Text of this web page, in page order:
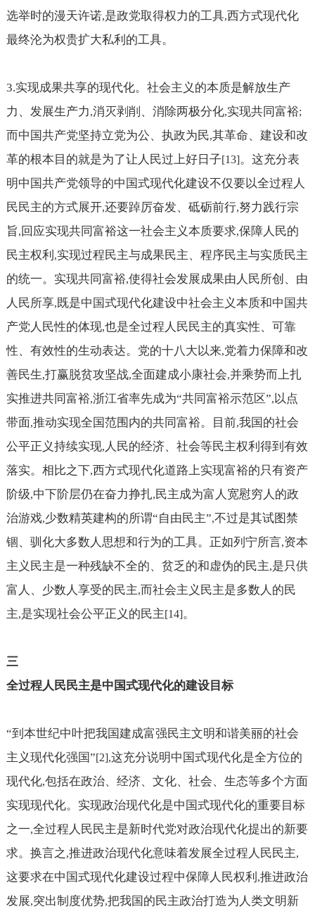
选举时的漫天许诺,是政党取得权力的工具,西方式现代化
最终沦为权贵扩大私利的工具。
3.实现成果共享的现代化。社会主义的本质是解放生产
力、发展生产力,消灭剥削、消除两极分化,实现共同富裕;
而中国共产党坚持立党为公、执政为民,其革命、建设和改
革的根本目的就是为了让人民过上好日子[13]。这充分表
明中国共产党领导的中国式现代化建设不仅要以全过程人
民民主的方式展开,还要踔厉奋发、砥砺前行,努力践行宗
旨,回应实现共同富裕这一社会主义本质要求,保障人民的
民主权利 ,实现过程民主与成果民主、程序民主与实质民主
的统一。实现共同富裕,使得社会发展成果由人民所创、由
人民所享,既是中国式现代化建设中社会主义本质和中国共
产党人民性的体现,也是全过程人民民主的真实性、可靠
性、有效性的生动表达。党的十八大以来,党着力保障和改
善民生,打赢脱贫攻坚战,全面建成小康社会,并乘势而上扎
实推进共同富裕,浙江省率先成为“共同富裕示范区”,以点
带面,推动实现全国范围内的共同富裕。目前,我国的社会
公平正义持续实现, 人民的经济、社会等民主权利得到有效
落实。相比之下,西方式现代化道路上实现富裕的只有资产
阶级,中下阶层仍在奋力挣扎,民主成为富人宽慰穷人的政
治游戏,少数精英建构的所谓“自由民主”,不过是其试图禁
锢、驯化大多数人思想和行为的工具。正如列宁所言,资本
主义民主是一种残缺不全的、贫乏的和虚伪的民主,是只供
富人、少数人享受的民主,而社会主义民主是多数人的民
主,是实现社会公平正义的民主[14]。
三
全过程人民民主是中国式现代化的建设目标
“到本世纪中叶把我国建成富强民主文明和谐美丽的社会
主义现代化强国”[2],这充分说明中国式现代化是全方位的
现代化,包括在政治、经济、文化、社会、生态等多个方面
实现现代化。实现政治现代化是中国式现代化的重要目标
之一,全过程人民民主是新时代党对政治现代化提出的新要
求。换言之,推进政治现代化意味着发展全过程人民民主,
这要求在中国式现代化建设过程中保障人民权利 ,推进政治
发展,突出制度优势,把我国的民主政治打造为人类文明新